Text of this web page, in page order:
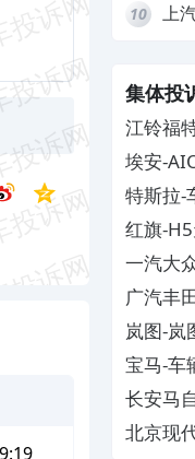
10
上
集体投
江铃福
埃安-
特斯拉-
红旗-
一汽大
广汽丰
磁
岚图-岚
置与功
宝马-车
长安马
锈
北京现